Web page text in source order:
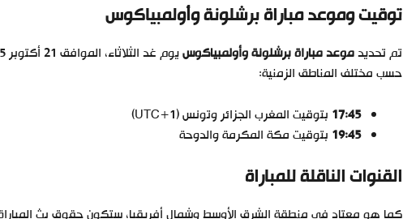
توقيت وموعد مباراة برشلونة وأولمبياكوس
تم تحديدموعد مباراة برشلونة وأولمبياكوس
حسب مختلف المناطق الزمنية:
17:45 بتوقيت المغرب الجزائر وتونس (UTC+1)
19:45 بتوقيت مكة المكرمة والدوحة
القنوات الناقلة للمباراة